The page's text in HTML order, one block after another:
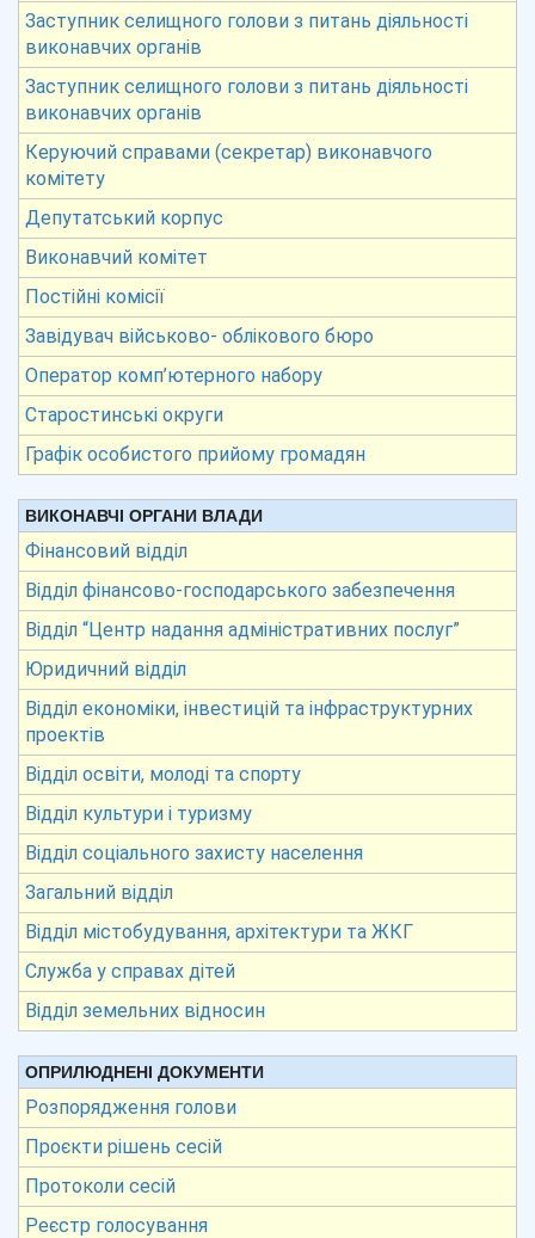
Заступник селищного голови з питань діяльності
виконавчих органів
Заступник селищного голови з питань діяльності
виконавчих органів
Керуючий справами (секретар) виконавчого
комітету
Депутатський корпус
Виконавчий комітет
Постійні комісії
Завідувач військово- облікового бюро
Оператор комп’ютерного набору
Старостинські округи
Графік особистого прийому громадян
ВИКОНАВЧІ ОРГАНИ ВЛАДИ
Фінансовий відділ
Відділ фінансово-господарського забезпечення
Відділ “Центр надання адміністративних послуг”
Юридичний відділ
Відділ економіки, інвестицій та інфраструктурних
проектів
Відділ освіти, молоді та спорту
Відділ культури і туризму
Відділ соціального захисту населення
Загальний відділ
Відділ містобудування, архітектури та ЖКГ
Служба у справах дітей
Відділ земельних відносин
ОПРИЛЮДНЕНІ ДОКУМЕНТИ
Розпорядження голови
Проєкти рішень сесій
Протоколи сесій
Реєстр голосування